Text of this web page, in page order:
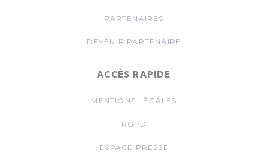
PARTENAIRES
DEVENIR PARTENAIRE
ACCÈS RAPIDE
MENTIONS LÉGALES
RGPD
ESPACE PRESSE